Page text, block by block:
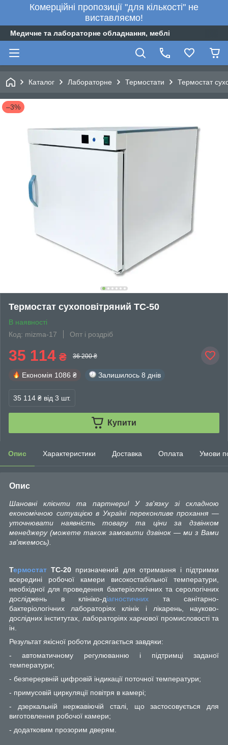
Комерційні пропозиції "для кількості" не
виставляємо!
Медичне та лабораторне обладнання, меблі
Каталог Лабораторне Термостати Термостат
–3%
Термостат сухоповітряний ТС-50
В наявності
Код: mizma-17
Опт і роздріб
35 114 ₴ 36 200 ₴
Економія 1086 ₴ Залишилось 8 днів
35 114 ₴ від 3 шт.
Купити
Опис Характеристики Доставка Оплата Умови
Опис
Шановні клієнти та партнери! У зв'язку зі складною
економічною ситуацією в Україні переконливе прохання —
уточнювати наявність товару та ціни за дзвінком
менеджеру (можете також замовити дзвінок — ми з Вами
зв'яжемось).
ТермостатТС-20 призначений для отримання і підтримки
всередині робочої камери високостабільної температури,
необхідної для проведення бактеріологічних та серологічних
досліджень в клініко-діагностичних та санітарно-
бактеріологічних лабораторіях клінік і лікарень, науково-
дослідних інститутах, лабораторіях харчової промисловості та
ін.
Результат якісної роботи досягається завдяки:
- автоматичному регулюванню і підтримці заданої
температури;
- безперервній цифровій індикації поточної температури;
- примусовій циркуляції повітря в камері;
- дзеркальній нержавіючій сталі, що застосовується для
виготовлення робочої камери;
- додатковим прозорим дверям